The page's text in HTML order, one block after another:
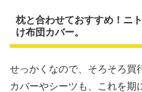
枕と合わせておすすめ！ニ
け布団カバー。
せっかくなので、そろそろ買
カバーやシーツも、これを期